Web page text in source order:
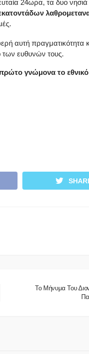
24ωρα, τα δυο
αυτή πραγματικότητα
ευθυνών τους.
γνώμονα το
Το Μήνυμα Του